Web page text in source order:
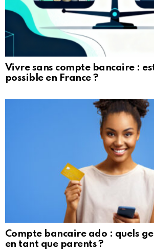
Vivre sans compte bancaire :
possible en France ?
Compte bancaire ado : quels
en tant que parents ?